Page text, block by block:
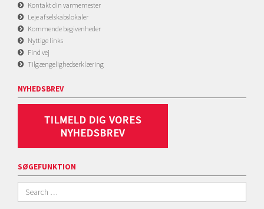
Kontakt din varmemester
Leje af selskabslokaler
Kommende begivenheder
Nyttige links
Find vej
Tilgængelighedserklæring
NYHEDSBREV
SØGEFUNKTION